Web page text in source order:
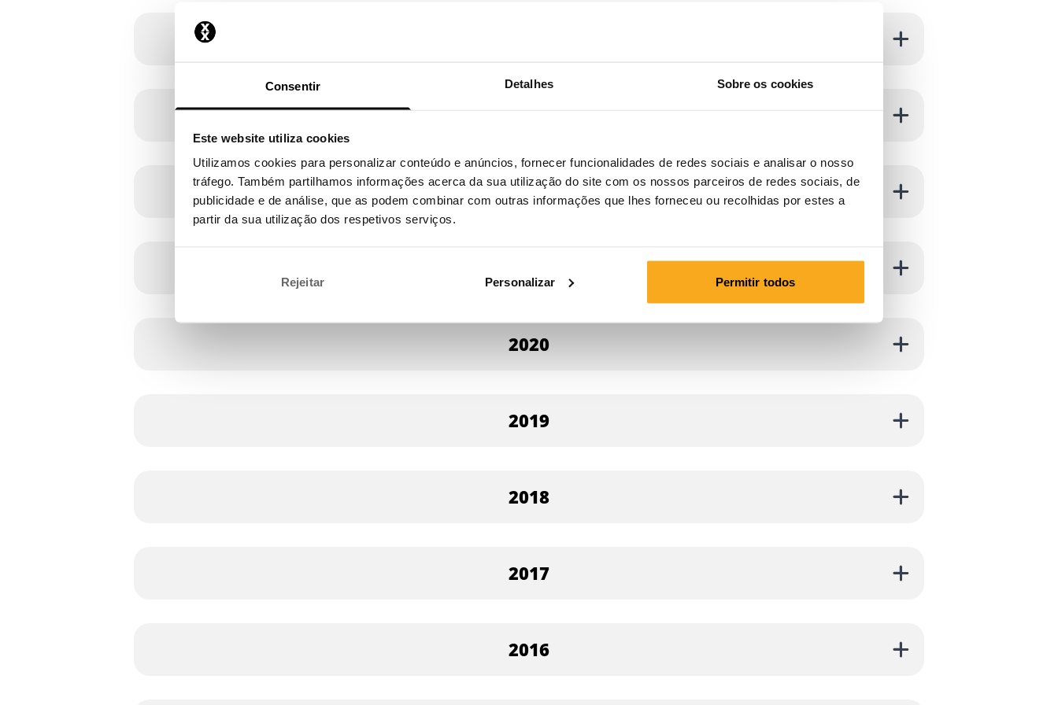
Consentir Detalhes Sobre os cookies
Este website utiliza cookies
Utilizamos cookies para personalizar conteúdo e anúncios, fornecer funcionalidades de redes sociais e analisar o nosso
tráfego. Também partilhamos informações acerca da sua utilização do site com os nossos parceiros de redes sociais, de
publicidade e de análise, que as podem combinar com outras informações que lhes forneceu ou recolhidas por estes a
partir da sua utilização dos respetivos serviços.
Rejeitar Personalizar Permitir todos
2022
2020
2019
2018
2017
2016